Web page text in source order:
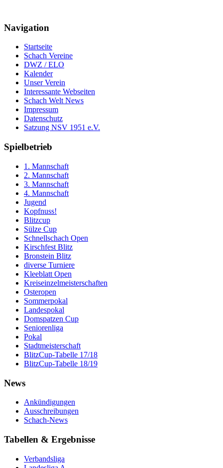
Navigation
Startseite
Schach Vereine
DWZ / ELO
Kalender
Unser Verein
Interessante Webseiten
Schach Welt News
Impressum
Datenschutz
Satzung NSV 1951 e.V.
Spielbetrieb
1. Mannschaft
2. Mannschaft
3. Mannschaft
4. Mannschaft
Jugend
Kopfnuss!
Blitzcup
Sülze Cup
Schnellschach Open
Kirschfest Blitz
Bronstein Blitz
diverse Turniere
Kleeblatt Open
Kreiseinzelmeisterschaften
Osteropen
Sommerpokal
Landespokal
Domspatzen Cup
Seniorenliga
Pokal
Stadtmeisterschaft
BlitzCup-Tabelle 17/18
BlitzCup-Tabelle 18/19
News
Ankündigungen
Ausschreibungen
Schach-News
Tabellen & Ergebnisse
Verbandsliga